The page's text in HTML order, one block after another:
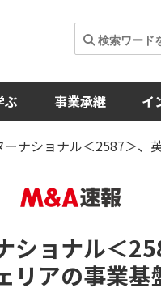
ぶ 事業承継 イ
ナショナル＜2587＞
ショナル＜
リアの事業基